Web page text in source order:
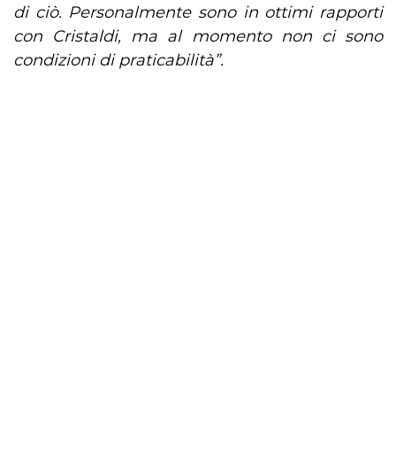
di ciò. Personalmente sono in ottimi rapporti
con Cristaldi, ma al momento non ci sono
condizioni di praticabilità”.